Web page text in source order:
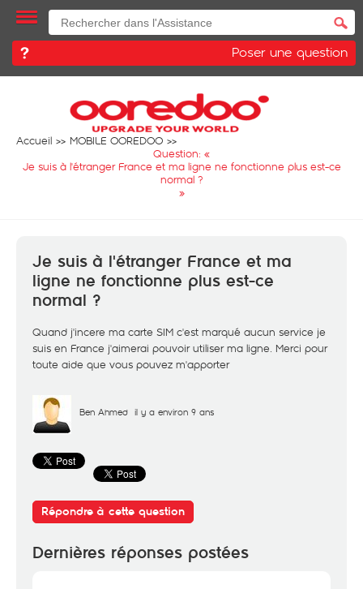
Poser une question
Accueil
MOBILE OOREDOO
Question: «
Je suis à l'étranger France et ma ligne ne fonctionne plus est-ce
normal ?
»
Je suis à l'étranger France et ma
ligne ne fonctionne plus est-ce
normal ?
Quand j'incere ma carte SIM c'est marqué aucun service je
suis en France j'aimerai pouvoir utiliser ma ligne. Merci pour
toute aide que vous pouvez m'apporter
Ben Ahmed il y a environ 9 ans
Répondre à cette question
Dernières réponses postées